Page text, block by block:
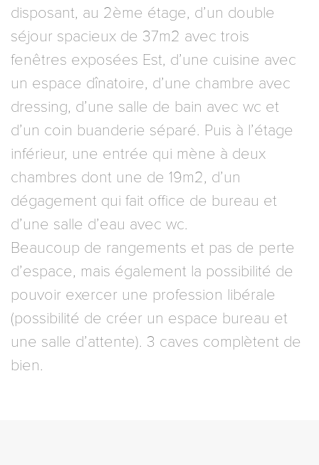
disposant, au 2ème étage, d’un double
séjour spacieux de 37m2 avec trois
fenêtres exposées Est, d’une cuisine avec
un espace dînatoire, d’une chambre avec
dressing, d’une salle de bain avec wc et
d’un coin buanderie séparé. Puis à l’étage
inférieur, une entrée qui mène à deux
chambres dont une de 19m2, d’un
dégagement qui fait office de bureau et
d’une salle d’eau avec wc.
Beaucoup de rangements et pas de perte
d’espace, mais également la possibilité de
pouvoir exercer une profession libérale
(possibilité de créer un espace bureau et
une salle d’attente). 3 caves complètent de
bien.